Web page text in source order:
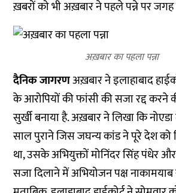
ख़बरों को भी अख़बार ने पहले पन्ने पर जगह
अख़बार का पहला पन्ना
दैनिक जागरणअख़बार ने इलाहाबाद
के आरोपियों की फांसी की सजा रद्द करने
सुर्खी बनाया है. अख़बार ने लिखा कि
साल पुराने जिस जघन्य कांड ने पूरे देश को
था, उसके अभियुक्तों मोनिंदर सिंह पंधेर
सजा दिलाने में अभियोजन पक्ष